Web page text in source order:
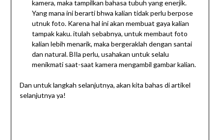
kamera, maka tampilkan bahasa tubuh yang enerjik.
Yang mana ini berarti bhwa kalian tidak perlu berpose
utnuk foto. Karena hal ini akan membuat gaya kalian
tampak kaku. itulah sebabnya, untuk membaut foto
kalian lebih menarik, maka bergeraklah dengan santai
dan natural. BIla perlu, usahakan untuk selalu
menikmati saat-saat kamera mengambil gambar kalian.
Dan untuk langkah selanjutnya, akan kita bahas di artikel
selanjutnya ya!